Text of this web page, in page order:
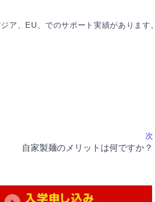
ア、EU、でのサポート実績があります。
次
自家製麺のメリットは何ですか？